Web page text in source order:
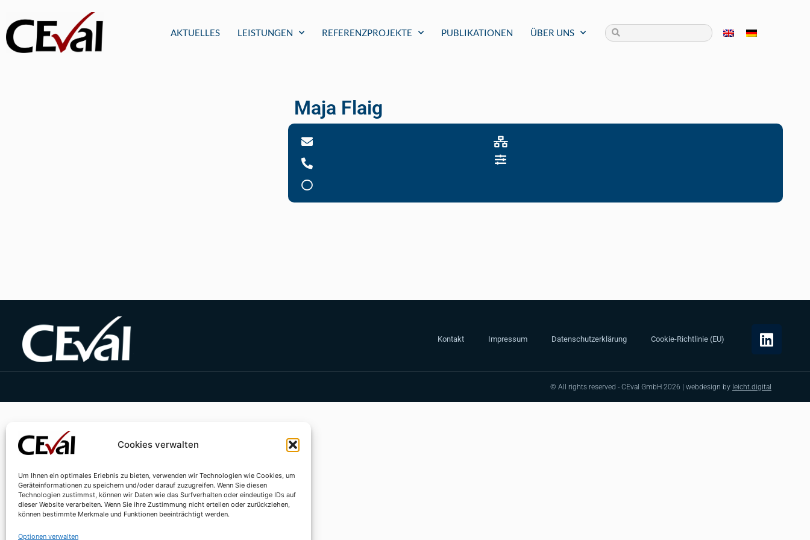
Cookies verwalten
Um Ihnen ein optimales Erlebnis zu bieten, verwenden wir Technologien wie Cookies, um
Geräteinformationen zu speichern und/oder darauf zuzugreifen. Wenn Sie diesen
Technologien zustimmst, können wir Daten wie das Surfverhalten oder eindeutige IDs auf
dieser Website verarbeiten. Wenn Sie ihre Zustimmung nicht erteilen oder zurückziehen,
können bestimmte Merkmale und Funktionen beeinträchtigt werden.
Optionen verwalten
AKTUELLES LEISTUNGEN REFERENZPROJEKTE PUBLIKATIONEN ÜBER UNS
Maja Flaig
Kontakt Impressum Datenschutzerklärung Cookie-Richtlinie (EU)
© All rights reserved - CEval GmbH 2026 | webdesign by leicht.digital